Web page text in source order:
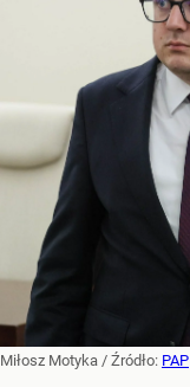
Miłosz Motyka / Źródło: PAP